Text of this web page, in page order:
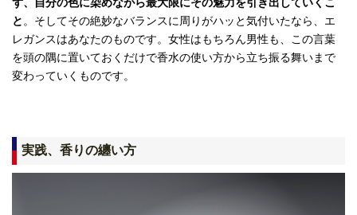
と 。そしてその絶妙なバランスに周りがハッと気付いたなら、エ
レガンスはあなたのものです。女性はもちろん男性も、この言葉
を頭の隅に置いておくだけで香水の使い方から立ち振る舞いまで
変わっていくものです。
実践、香りの纏い方